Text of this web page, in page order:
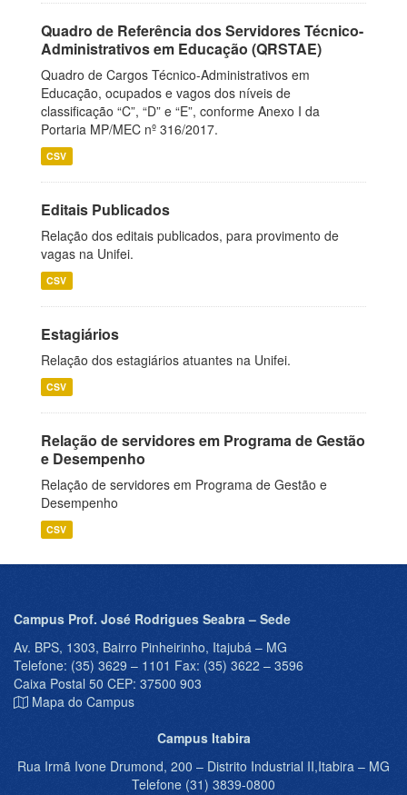
Quadro de Referência dos Servidores Técnico-
Administrativos em Educação (QRSTAE)
Quadro de Cargos Técnico-Administrativos em
Educação, ocupados e vagos dos níveis de
classificação “C”, “D” e “E”, conforme Anexo I da
Portaria MP/MEC nº 316/2017.
CSV
Editais Publicados
Relação dos editais publicados, para provimento de
vagas na Unifei.
CSV
Estagiários
Relação dos estagiários atuantes na Unifei.
CSV
Relação de servidores em Programa de Gestão
e Desempenho
Relação de servidores em Programa de Gestão e
Desempenho
CSV
Campus Prof. José Rodrigues Seabra – Sede
Av. BPS, 1303, Bairro Pinheirinho, Itajubá – MG
Telefone: (35) 3629 – 1101 Fax: (35) 3622 – 3596
Caixa Postal 50 CEP: 37500 903
Mapa do Campus
Campus Itabira
Rua Irmã Ivone Drumond, 200 – Distrito Industrial II,Itabira – MG
Telefone (31) 3839-0800